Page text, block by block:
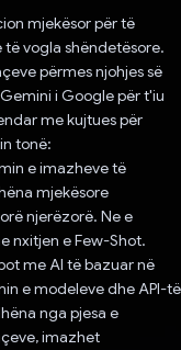
mjekësor për të
vogla shëndetësore.
përmes njohjes së
i Google për t'iu
me kujtues për
tonë:
e imazheve të
mjekësore
njerëzorë. Ne e
nxitjen e Few-Shot.
me AI të bazuar në
e modeleve dhe API-të
nga pjesa e
imazhet